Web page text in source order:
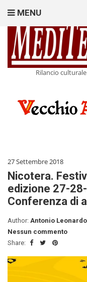
Rilancio
MENU
27 Settembre 2018
Nicotera.
edizione 27-
Conferenza di
Author: Antonio
Nessun commento
Share: